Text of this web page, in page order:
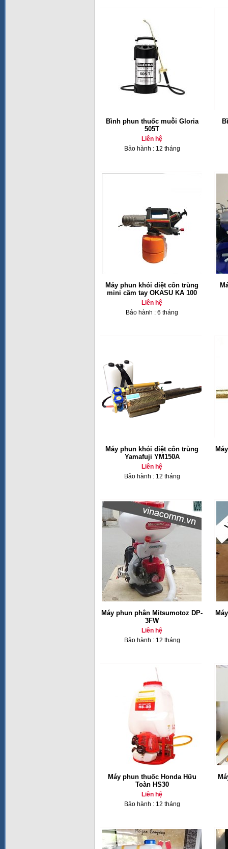
Bình phun thuốc muỗi Gloria
505T
Liên hệ
Bảo hành : 12 tháng
Máy phun khói diệt côn trùng
mini cầm tay OKASU KA 100
Liên hệ
Bảo hành : 6 tháng
Máy phun khói diệt côn trùng
Yamafuji YM150A
Liên hệ
Bảo hành : 12 tháng
Máy phun phân Mitsumotoz DP-
3FW
Liên hệ
Bảo hành : 12 tháng
Máy phun thuốc Honda Hữu
Toàn HS30
Liên hệ
Bảo hành : 12 tháng